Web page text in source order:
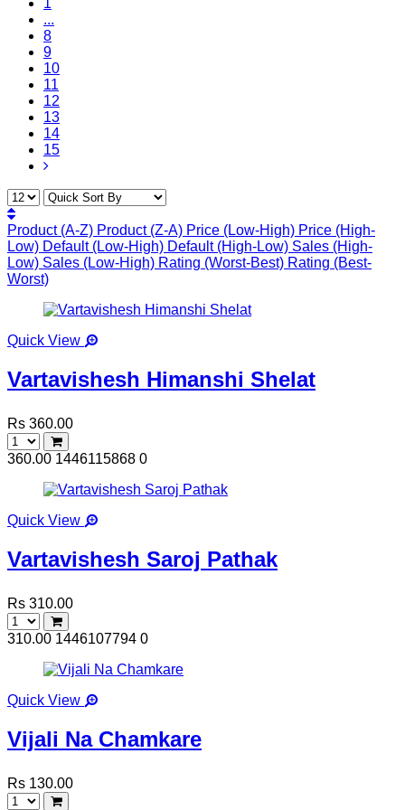
1
...
8
9
10
11
12
13
14
15
Product (A-Z) Product (Z-A) Price (Low-High) Price (High-
Low) Default (Low-High) Default (High-Low) Sales (High-
Low) Sales (Low-High) Rating (Worst-Best) Rating (Best-
Worst)
Quick View
Vartavishesh Himanshi Shelat
Rs 360.00
360.00 1446115868 0
Quick View
Vartavishesh Saroj Pathak
Rs 310.00
310.00 1446107794 0
Quick View
Vijali Na Chamkare
Rs 130.00